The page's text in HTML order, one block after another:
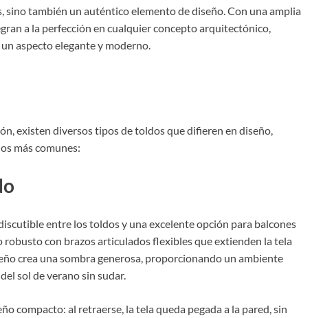
sino también un auténtico elemento de diseño. Con una amplia
a la perfección en cualquier concepto arquitectónico,
aspecto elegante y moderno.
existen diversos tipos de toldos que difieren en diseño,
más comunes:
entre los toldos y una excelente opción para balcones
robusto con brazos articulados flexibles que extienden la tela
crea una sombra generosa, proporcionando un ambiente
sol de verano sin sudar.
compacto: al retraerse, la tela queda pegada a la pared, sin